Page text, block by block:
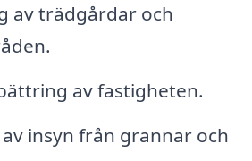
av trädgårdar och
av fastigheten.
insyn från grannar och